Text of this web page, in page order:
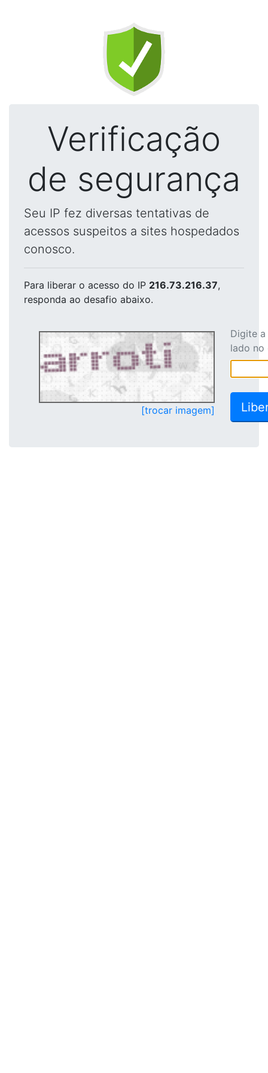
Verificação
de segurança
Seu IP fez diversas tentativas de
acessos suspeitos a sites hospedados
conosco.
Para liberar o acesso do IP 216.73.216.37,
responda ao desafio abaixo.
[trocar imagem]
Digite
lado no